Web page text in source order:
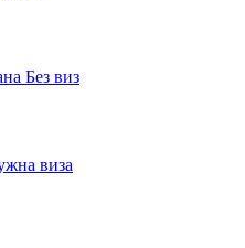
Без виз
виза